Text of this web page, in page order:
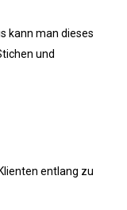
kann man dieses
und
entlang zu